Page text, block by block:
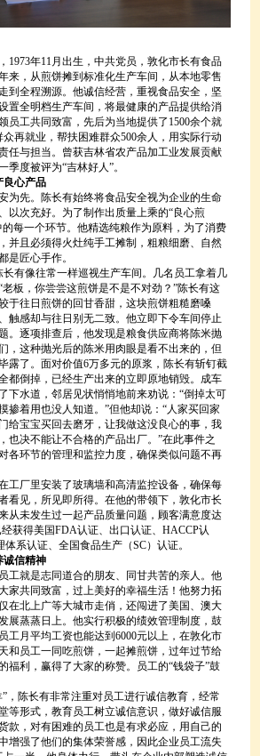
年11月出生，中共党员，敦化市长有食品
来，从煎饼摊到标准化生产车间，从本地零售
到全程溯源。他诚信经营，重视食品安全，坚
置全明档生产车间，将最健康的产品提供给消
员工共同致富，先后为当地提供了1500余个就
再就业，帮扶困难群众500余人，用实际行动
任与担当。曾获吉林省农产品加工业发展贡献
季度被评为“吉林好人”。
心产品
先。陈长有始终将食品安全视为企业的生命
以次充好。为了制作出质量上乘的“良心煎
每一个环节。他精选纯粮作为原料，为了消费
并且必须得火灶纯手工摊制，粗粮细磨、自然
是匠心手作。
有像往常一样巡视生产车间。几名员工拿着几
板，你尝尝这煎饼是不是不对劲？”陈长有这
于往日煎饼的回甘香甜，这块煎饼粗糙磨嗓
触感却与往日别无二致。他立即下令车间停止
。逐项排查后，他发现是粮食供应商将陈米抛
，这种抛光后的陈米用肉眼是看不出来的，但
露了。面对价值6万多元的原浆，陈长有斩钉截
都倒掉，已经生产出来的立即原地销毁。成车
下水道，邻居见状悄悄地前来劝说：“倒掉太可
掺着用也没人知道。”但他却说：“人家买回家
给宝宝买回去磨牙，让我做这没良心的事，我
也决不能让不合格的产品出厂。”在此事件之
各环节的管理和监控力度，确保类似问题不再
厂里安装了玻璃墙和高清监控设备，确保每
看见，所见即所得。在他的带领下，敦化市长
从未发生过一起产品质量问题，顾客满意度达
获得美国FDA认证、出口认证、HACCP认
系认证、全国食品生产（SC）认证。
诚信精神
就是志同道合的朋友、同甘共苦的亲人。他
家共同致富，过上美好的幸福生活！他努力拓
在北上广等大城市走俏，还闯进了美国、澳大
展蒸蒸日上。他实行积极的绩效管理制度，鼓
工月平均工资也能达到6000元以上，在敦化市
和员工一同吃煎饼，一起摊煎饼，过年过节给
福利，赢得了大家的称赞。员工的“钱袋子”鼓
陈长有非常注重对员工进行诚信教育，经常
等形式，教育员工树立诚信意识，做好诚信服
款，对有困难的员工也是有求必应，用自己的
增强了他们的集体荣誉感，因此企业员工流失